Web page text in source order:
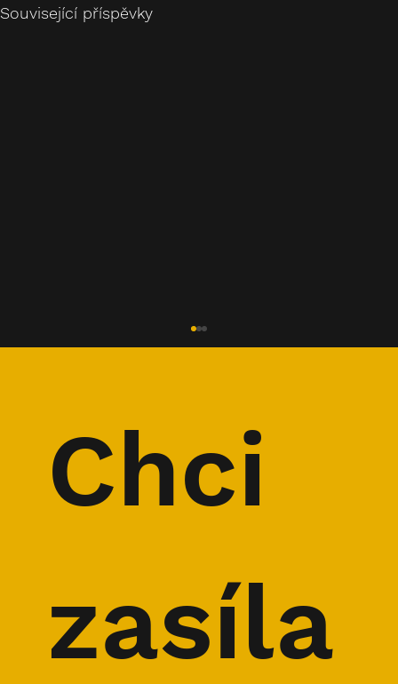
Související příspěvky
Chci
zasíla